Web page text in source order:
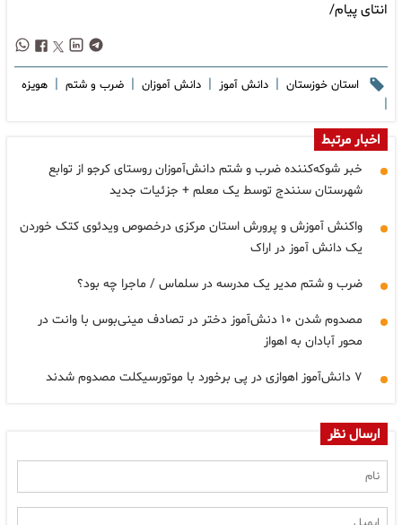
انتای پیام/
استان خوزستان | دانش آموز | دانش آموزان | ضرب و شتم | هویزه
|
اخبار مرتبط
خبر شوکه‌کننده ضرب و شتم دانش‌آموزان روستای کرجو از توابع
شهرستان سنندج توسط یک معلم + جزئیات جدید
واکنش آموزش و پرورش استان مرکزی درخصوص ویدئوی کتک خوردن
یک دانش آموز در اراک
ضرب و شتم مدیر یک مدرسه در سلماس / ماجرا چه بود؟
مصدوم شدن ۱۰ دنش‌آموز دختر در تصادف مینی‌بوس با وانت در
محور آبادان به اهواز
۷ دانش‌آموز اهوازی در پی برخورد با موتورسیکلت مصدوم شدند
ارسال نظر